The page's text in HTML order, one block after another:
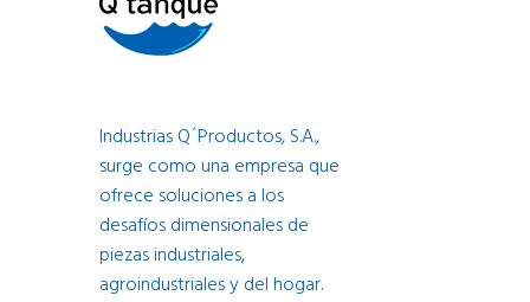
Industrias Q´Productos, S.A.,
surge como una empresa que
ofrece soluciones a los
desafíos dimensionales de
piezas industriales,
agroindustriales y del hogar.